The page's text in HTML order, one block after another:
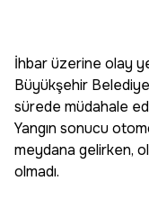
İhbar üzerine olay
Büyükşehir
sürede müdahale
Yangın sonucu
meydana gelirken,
olmadı.